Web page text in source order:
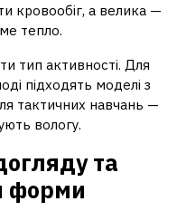
кровообіг, а велика —
тепло.
тип активності. Для
підходять моделі з
тактичних навчань —
вологу.
та
форми